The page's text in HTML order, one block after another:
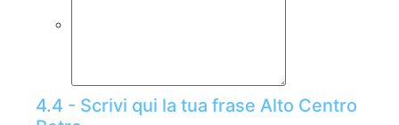
4.4 - Scrivi qui la tua frase Alto Centro